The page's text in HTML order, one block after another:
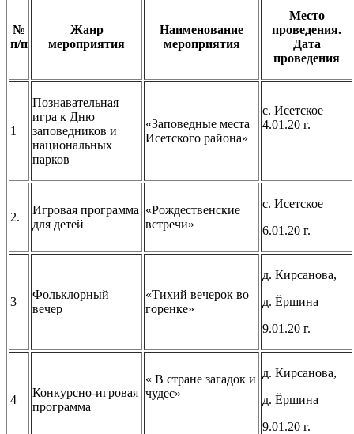
№
п/п
Жанр
мероприятия
Наименование
мероприятия
Место
проведения.
Дата
проведения
1
Познавательная
игра к Дню
заповедников и
национальных
парков
«Заповедные места
Исетского района»
с. Исетское
4.01.20 г.
2.
Игровая программа
для детей
«Рождественские
встречи»
с. Исетское
6.01.20 г.
3
Фольклорный
вечер
«Тихий вечерок во
горенке»
д. Кирсанова,
д. Ёршина
9.01.20 г.
4
Конкурсно-игровая
программа
« В стране загадок и
чудес»
д. Кирсанова,
д. Ёршина
9.01.20 г.